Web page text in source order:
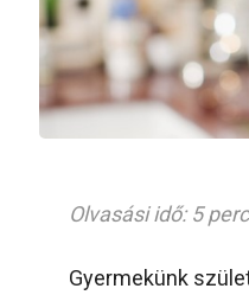
Olvasási idő: 5 perc
Gyermekünk